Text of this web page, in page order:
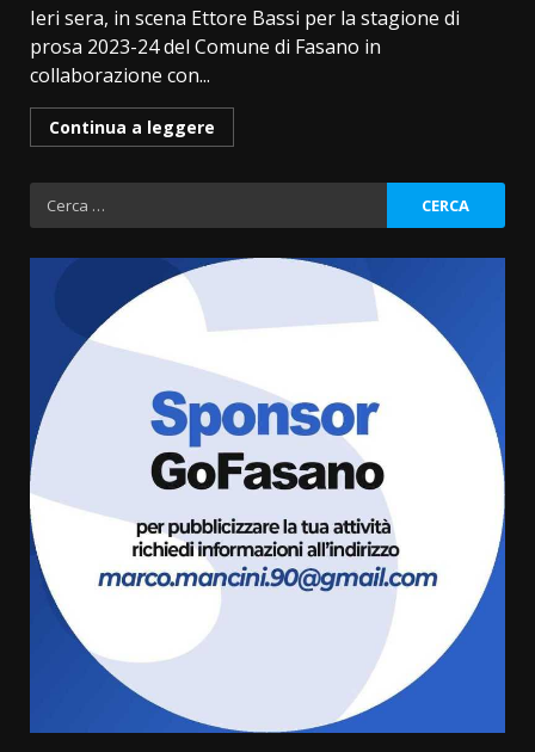
Ieri sera, in scena Ettore Bassi per la stagione di
prosa 2023-24 del Comune di Fasano in
collaborazione con...
Continua a leggere
Ricerca
per:
Fasanese ferito a colpi di arma
da fuoco
6 Agosto 2026 18:13
Carta d’identità: continua il piano
di aperture straordinarie del
Comune di Fasano